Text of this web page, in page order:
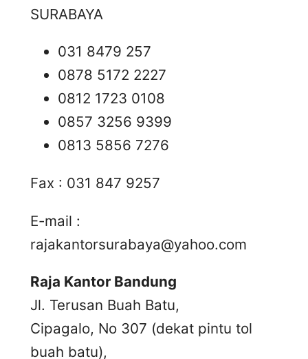
SURABAYA
031 8479 257
0878 5172 2227
0812 1723 0108
0857 3256 9399
0813 5856 7276
Fax : 031 847 9257
E-mail :
rajakantorsurabaya@yahoo.com
Raja Kantor Bandung
Jl. Terusan Buah Batu,
Cipagalo, No 307 (dekat pintu tol
buah batu),